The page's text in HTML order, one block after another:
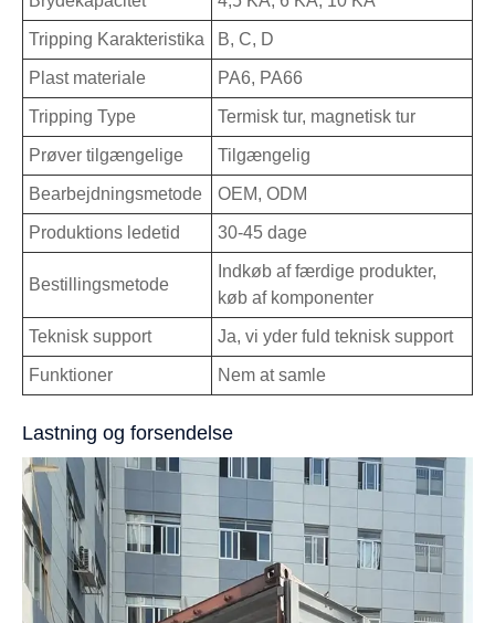
Tripping Karakteristika B, C, D
Plast materiale PA6, PA66
Tripping Type Termisk tur, magnetisk tur
Prøver tilgængelige Tilgængelig
Bearbejdningsmetode OEM, ODM
Produktions ledetid 30-45 dage
Bestillingsmetode
Indkøb af færdige produkter,
køb af komponenter
Teknisk support Ja, vi yder fuld teknisk support
Funktioner Nem at samle
Lastning og forsendelse